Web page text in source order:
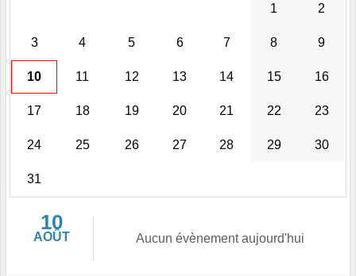
1 2
3 4 5 6 7 8 9
10 11 12 13 14 15 16
17 18 19 20 21 22 23
24 25 26 27 28 29 30
31
10
AOÛT Aucun évènement aujourd'hui